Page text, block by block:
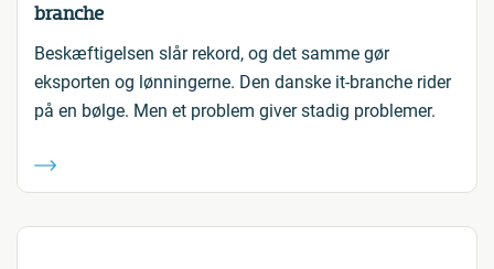
branche
Beskæftigelsen slår rekord, og det samme gør
eksporten og lønningerne. Den danske it-branche rider
på en bølge. Men et problem giver stadig problemer.